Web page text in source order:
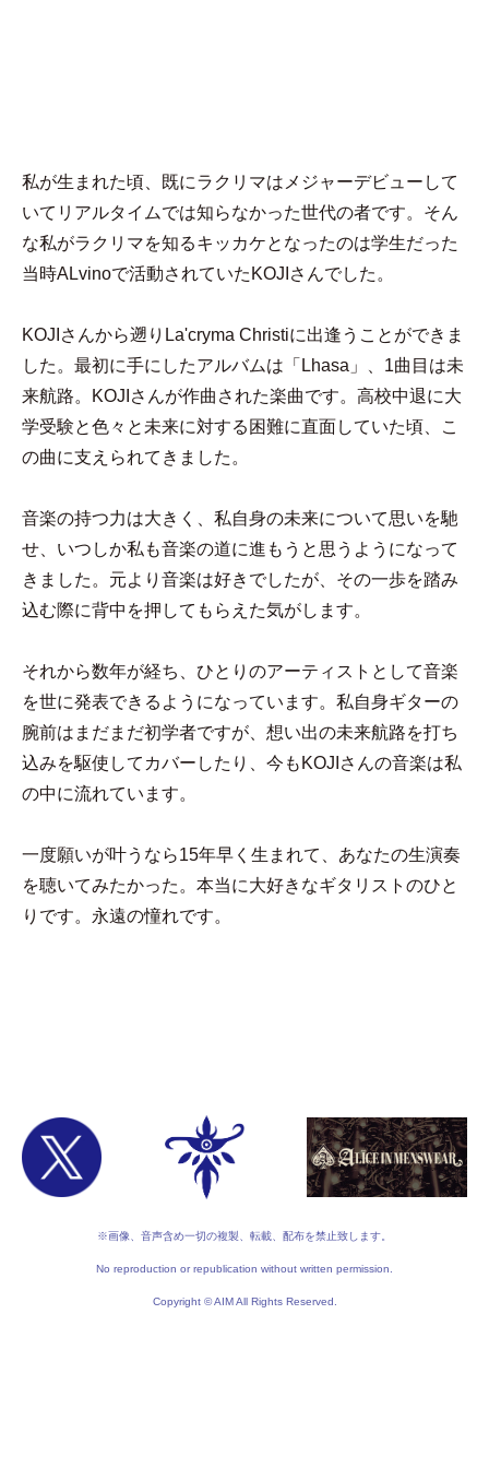
私が生まれた頃、既にラクリマはメジャーデビューして
いてリアルタイムでは知らなかった世代の者です。そん
な私がラクリマを知るキッカケとなったのは学生だった
当時ALvinoで活動されていたKOJIさんでした。
KOJIさんから遡りLa'cryma Christiに出逢うことができま
した。最初に手にしたアルバムは「Lhasa」、1曲目は未
来航路。KOJIさんが作曲された楽曲です。高校中退に大
学受験と色々と未来に対する困難に直面していた頃、こ
の曲に支えられてきました。
音楽の持つ力は大きく、私自身の未来について思いを馳
せ、いつしか私も音楽の道に進もうと思うようになって
きました。元より音楽は好きでしたが、その一歩を踏み
込む際に背中を押してもらえた気がします。
それから数年が経ち、ひとりのアーティストとして音楽
を世に発表できるようになっています。私自身ギターの
腕前はまだまだ初学者ですが、想い出の未来航路を打ち
込みを駆使してカバーしたり、今もKOJIさんの音楽は私
の中に流れています。
一度願いが叶うなら15年早く生まれて、あなたの生演奏
を聴いてみたかった。本当に大好きなギタリストのひと
りです。永遠の憧れです。
※画像、音声含め一切の複製、転載、配布を禁止致します。
No reproduction or republication without written permission.
Copyright © AIM All Rights Reserved.